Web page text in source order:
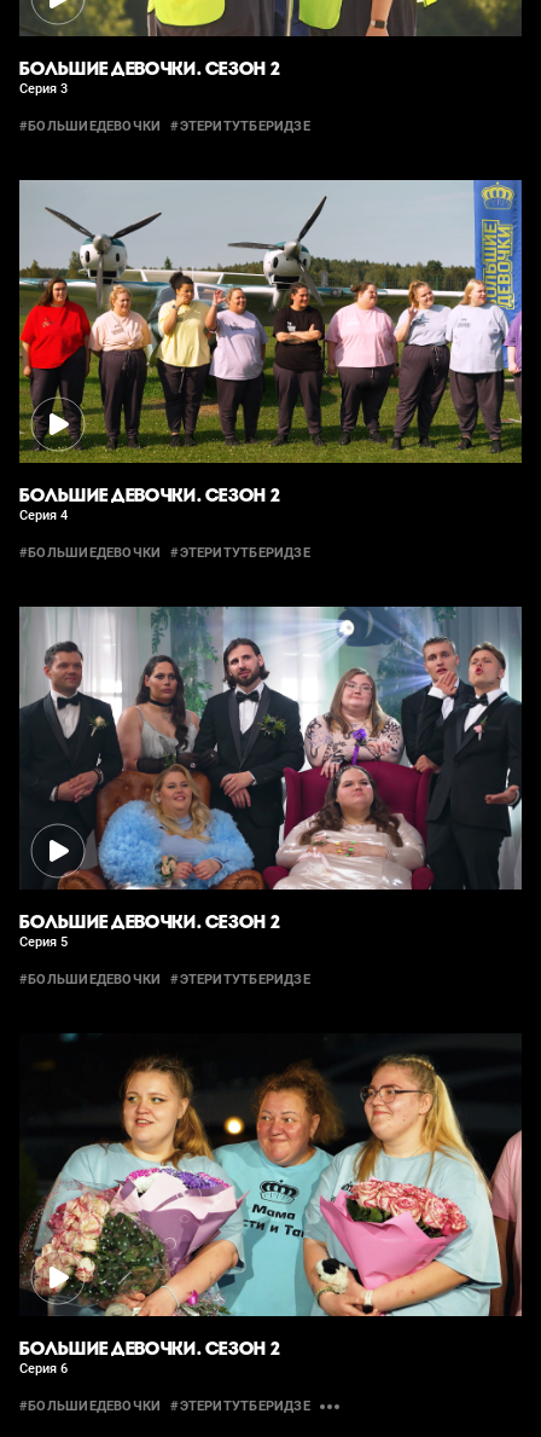
БОЛЬШИЕ ДЕВОЧКИ. СЕЗОН 2
Серия 3
#БОЛЬШИЕДЕВОЧКИ #ЭТЕРИТУТБЕРИДЗЕ
БОЛЬШИЕ ДЕВОЧКИ. СЕЗОН 2
Серия 4
#БОЛЬШИЕДЕВОЧКИ #ЭТЕРИТУТБЕРИДЗЕ
БОЛЬШИЕ ДЕВОЧКИ. СЕЗОН 2
Серия 5
#БОЛЬШИЕДЕВОЧКИ #ЭТЕРИТУТБЕРИДЗЕ
БОЛЬШИЕ ДЕВОЧКИ. СЕЗОН 2
Серия 6
#БОЛЬШИЕДЕВОЧКИ #ЭТЕРИТУТБЕРИДЗЕ